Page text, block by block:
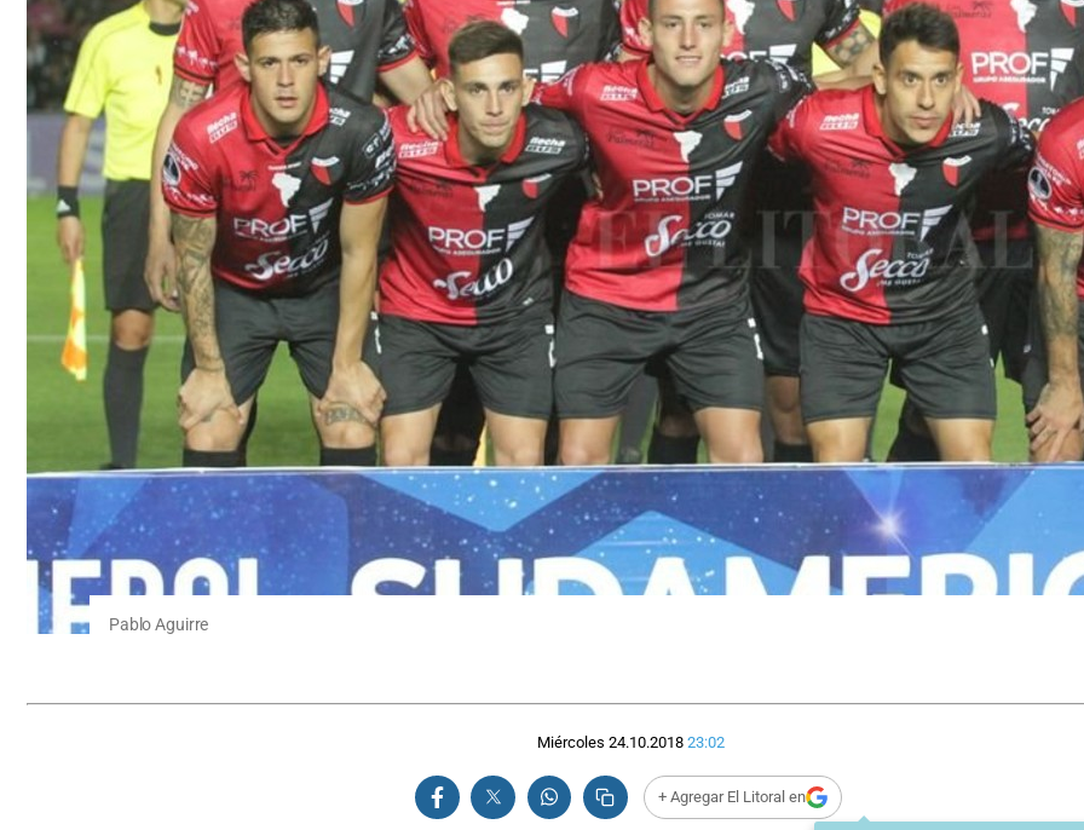
Pablo Aguirre
Miércoles 24.10.2018 23:02
+ Agregar El Litoral en